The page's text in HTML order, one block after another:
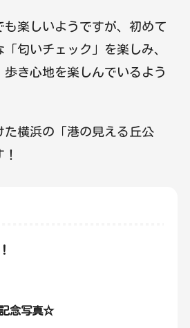
も楽しいようですが、初めて
匂いチェック」を楽しみ、
き心地を楽しんでいるよう
横浜の「港の見える丘公
念写真☆